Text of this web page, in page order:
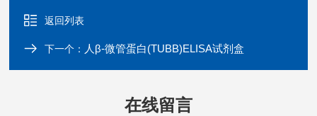
返回列表
下一个： 人β-微管蛋白(TUBB)ELISA试剂盒
在线留言